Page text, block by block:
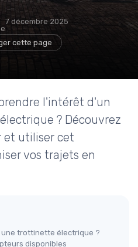
7 décembre 2025
cette page
l'intérêt d'un
? Découvrez
et utiliser cet
vos trajets en
trottinette électrique ?
disponibles